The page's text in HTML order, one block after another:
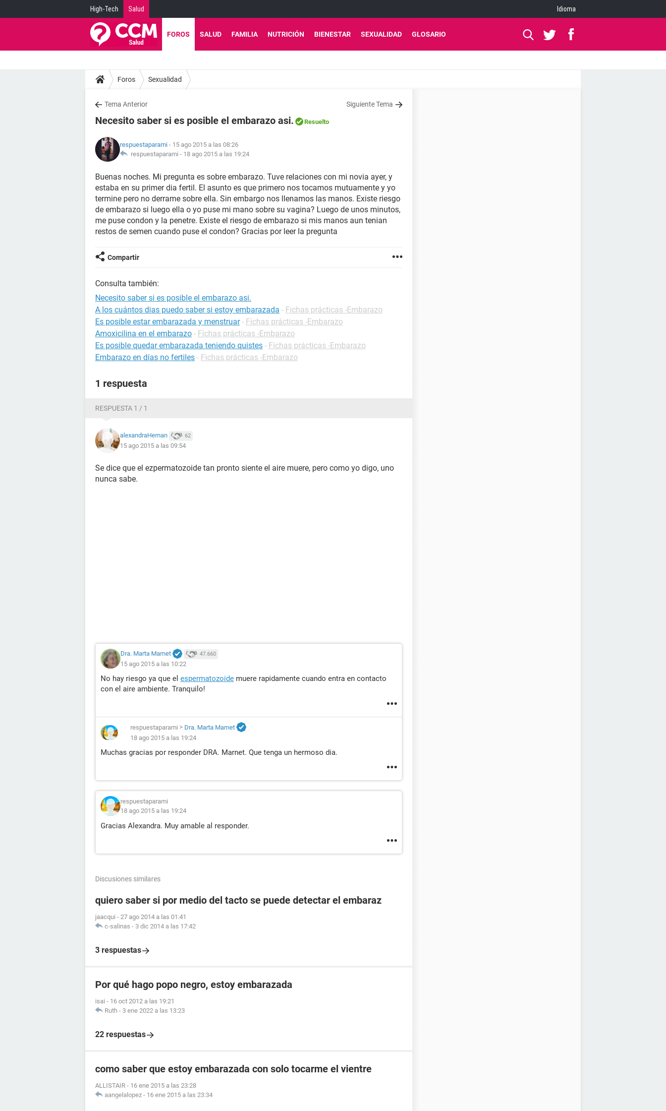
High-Tech Salud Idioma
FOROS SALUD FAMILIA NUTRICIÓN BIENESTAR SEXUALIDAD GLOSARIO
Foros Sexualidad
Tema Anterior Siguiente Tema
Necesito saber si es posible el embarazo asi. Resuelto
respuestaparami - 15 ago 2015 a las 08:26
respuestaparami - 18 ago 2015 a las 19:24
Buenas noches. Mi pregunta es sobre embarazo. Tuve relaciones con mi novia ayer, y
estaba en su primer dia fertil. El asunto es que primero nos tocamos mutuamente y yo
termine pero no derrame sobre ella. Sin embargo nos llenamos las manos. Existe riesgo
de embarazo si luego ella o yo puse mi mano sobre su vagina? Luego de unos minutos,
me puse condon y la penetre. Existe el riesgo de embarazo si mis manos aun tenian
restos de semen cuando puse el condon? Gracias por leer la pregunta
Compartir
Consulta también:
Necesito saber si es posible el embarazo asi.
A los cuántos dias puedo saber si estoy embarazada - Fichas prácticas -Embarazo
Es posible estar embarazada y menstruar - Fichas prácticas -Embarazo
Amoxicilina en el embarazo - Fichas prácticas -Embarazo
Es posible quedar embarazada teniendo quistes - Fichas prácticas -Embarazo
Embarazo en días no fertiles - Fichas prácticas -Embarazo
1 respuesta
RESPUESTA 1 / 1
alexandraHernan 62
15 ago 2015 a las 09:54
Se dice que el ezpermatozoide tan pronto siente el aire muere, pero como yo digo, uno
nunca sabe.
Dra. Marta Marnet 47.660
15 ago 2015 a las 10:22
No hay riesgo ya que el espermatozoide muere rapidamente cuando entra en contacto
con el aire ambiente. Tranquilo!
respuestaparami > Dra. Marta Marnet
18 ago 2015 a las 19:24
Muchas gracias por responder DRA. Marnet. Que tenga un hermoso dia.
respuestaparami
18 ago 2015 a las 19:24
Gracias Alexandra. Muy amable al responder.
Discusiones similares
quiero saber si por medio del tacto se puede detectar el embaraz
jaacqui - 27 ago 2014 a las 01:41
c-salinas - 3 dic 2014 a las 17:42
3 respuestas
Por qué hago popo negro, estoy embarazada
isai - 16 oct 2012 a las 19:21
Ruth - 3 ene 2022 a las 13:23
22 respuestas
como saber que estoy embarazada con solo tocarme el vientre
ALLISTAIR - 16 ene 2015 a las 23:28
aangelalopez - 16 ene 2015 a las 23:34